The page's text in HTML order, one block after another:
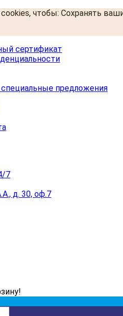
чтобы: Сохранять
сертификат
предложения
7
д. 30, оф.7